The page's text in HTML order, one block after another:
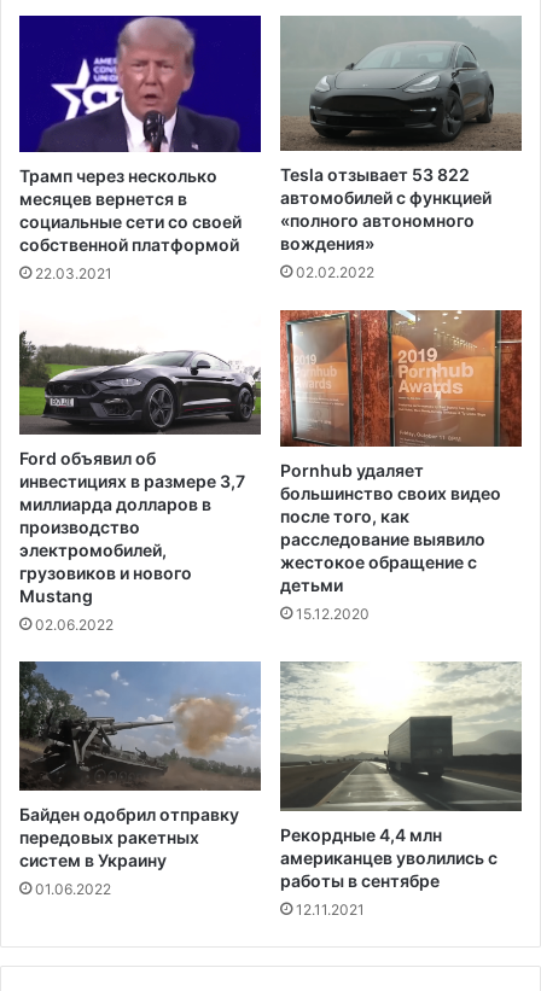
э
у
А
т
л
т
ы
ж
е
с
п
у
б
к
а
н
с
о
п
а
р
т
и
,
з
а
я
в
я
я
ч
о
Трамп через несколько
месяцев вернется в
социальные сети со своей
собственной платформой
22.03.2021
Tesla отзывает 53 822
автомобилей с функцией
«полного автономного
вождения»
02.02.2022
Ford объявил об
инвестициях в размере 3,7
миллиарда долларов в
производство
электромобилей,
грузовиков и нового
Mustang
02.06.2022
Pornhub удаляет
большинство своих видео
после того, как
расследование выявило
жестокое обращение с
детьми
15.12.2020
Байден одобрил отправку
передовых ракетных
систем в Украину
01.06.2022
Рекордные 4,4 млн
американцев уволились с
работы в сентябре
12.11.2021